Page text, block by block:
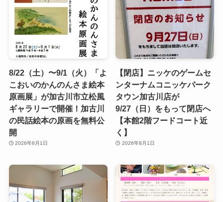
8/22（土）〜9/1（火）「よ
こおいのかんのんさま絵本
原画展」が加古川市立松風
ギャラリーで開催！加古川
の民話絵本の原画を無料公
開
2026年8月1日
【閉店】ニッケのゲームセ
ンターナムコニッケパーク
タウン加古川店が
9/27（日）をもって閉店へ
【本館2階フードコート近
く】
2026年8月1日